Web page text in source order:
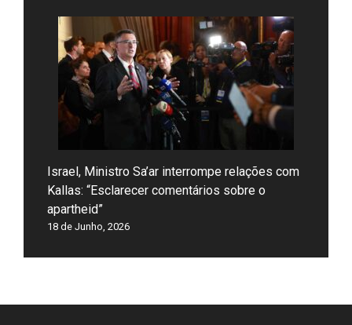
Israel, Ministro Sa’ar interrompe relações com
Kallas: “Esclarecer comentários sobre o
apartheid”
18 de Junho, 2026